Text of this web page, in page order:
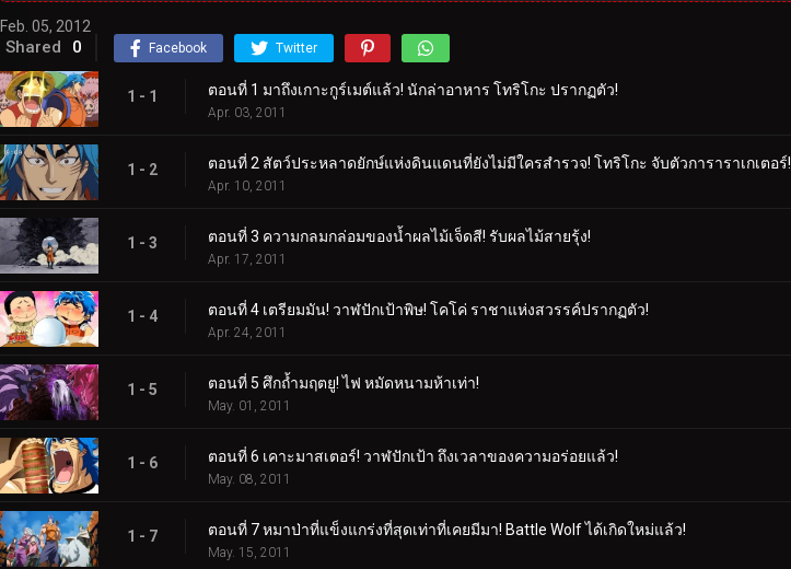
Feb. 05, 2012
Shared 0 Facebook Twitter
1 - 1 ตอนที่ 1 มาถึงเกาะกูร์เมต์แล้ว! นักล่าอาหาร โทริโกะ ปรากฏตัว!
Apr. 03, 2011
1 - 2 ตอนที่ 2 สัตว์ประหลาดยักษ์แห่งดินแดนที่ยังไม่มีใครสำรวจ! โทริโกะ จับตัวการาราเกเตอร์!
Apr. 10, 2011
1 - 3 ตอนที่ 3 ความกลมกล่อมของน้ำผลไม้เจ็ดสี! รับผลไม้สายรุ้ง!
Apr. 17, 2011
1 - 4 ตอนที่ 4 เตรียมมัน! วาฬปักเป้าพิษ! โคโค่ ราชาแห่งสวรรค์ปรากฏตัว!
Apr. 24, 2011
1 - 5 ตอนที่ 5 ศึกถ้ำมฤตยู! ไฟ หมัดหนามห้าเท่า!
May. 01, 2011
1 - 6 ตอนที่ 6 เคาะมาสเตอร์! วาฬปักเป้า ถึงเวลาของความอร่อยแล้ว!
May. 08, 2011
1 - 7 ตอนที่ 7 หมาป่าที่แข็งแกร่งที่สุดเท่าที่เคยมีมา! Battle Wolf ได้เกิดใหม่แล้ว!
May. 15, 2011